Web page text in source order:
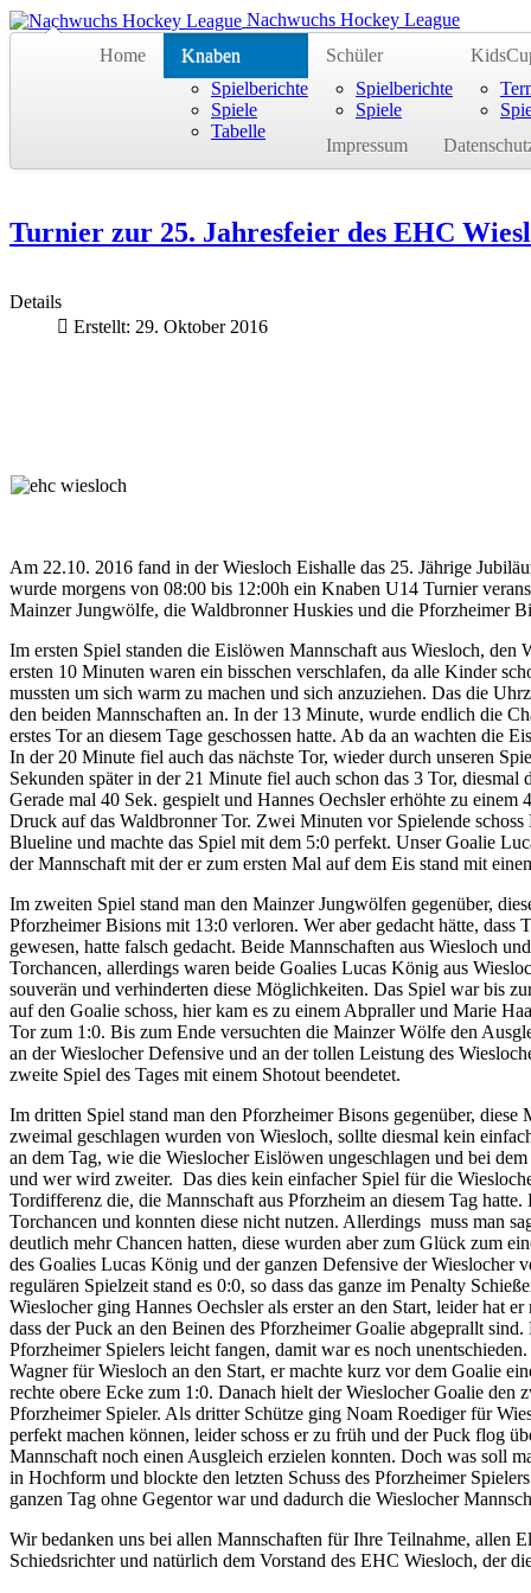
Nachwuchs Hockey League
Home
Knaben
Spielberichte
Spiele
Tabelle
Schüler
Spielberichte
Spiele
Impressum
Turnier zur 25. Jahresfeier des EHC
Details
Erstellt: 29. Oktober 2016
Am 22.10. 2016 fand in der Wiesloch Eishalle das 25. Jährige
wurde morgens von 08:00 bis 12:00h ein Knaben U14 Turnier
Mainzer Jungwölfe, die Waldbronner Huskies und die Pforzheimer
Im ersten Spiel standen die Eislöwen Mannschaft aus Wiesloch, den
ersten 10 Minuten waren ein bisschen verschlafen, da alle Kinder
mussten um sich warm zu machen und sich anzuziehen. Das die
den beiden Mannschaften an. In der 13 Minute, wurde endlich die
erstes Tor an diesem Tage geschossen hatte. Ab da an wachten die
In der 20 Minute fiel auch das nächste Tor, wieder durch unseren
Sekunden später in der 21 Minute fiel auch schon das 3 Tor,
Gerade mal 40 Sek. gespielt und Hannes Oechsler erhöhte zu
Druck auf das Waldbronner Tor. Zwei Minuten vor Spielende
Blueline und machte das Spiel mit dem 5:0 perfekt. Unser Goalie
der Mannschaft mit der er zum ersten Mal auf dem Eis stand mit
Im zweiten Spiel stand man den Mainzer Jungwölfen gegenüber,
Pforzheimer Bisions mit 13:0 verloren. Wer aber gedacht hätte, dass
gewesen, hatte falsch gedacht. Beide Mannschaften aus Wiesloch
Torchancen, allerdings waren beide Goalies Lucas König aus
souverän und verhinderten diese Möglichkeiten. Das Spiel war bis
auf den Goalie schoss, hier kam es zu einem Abpraller und Marie
Tor zum 1:0. Bis zum Ende versuchten die Mainzer Wölfe den
an der Wieslocher Defensive und an der tollen Leistung des
zweite Spiel des Tages mit einem Shotout beendetet.
Im dritten Spiel stand man den Pforzheimer Bisons gegenüber, diese
zweimal geschlagen wurden von Wiesloch, sollte diesmal kein
an dem Tag, wie die Wieslocher Eislöwen ungeschlagen und bei
und wer wird zweiter. Das dies kein einfacher Spiel für die
Tordifferenz die, die Mannschaft aus Pforzheim an diesem Tag
Torchancen und konnten diese nicht nutzen. Allerdings muss man
deutlich mehr Chancen hatten, diese wurden aber zum Glück zum
des Goalies Lucas König und der ganzen Defensive der Wieslocher
regulären Spielzeit stand es 0:0, so dass das ganze im Penalty
Wieslocher ging Hannes Oechsler als erster an den Start, leider hat
dass der Puck an den Beinen des Pforzheimer Goalie abgeprallt sind.
Pforzheimer Spielers leicht fangen, damit war es noch
Wagner für Wiesloch an den Start, er machte kurz vor dem Goalie
rechte obere Ecke zum 1:0. Danach hielt der Wieslocher Goalie den
Pforzheimer Spieler. Als dritter Schütze ging Noam Roediger für
perfekt machen können, leider schoss er zu früh und der Puck flog
Mannschaft noch einen Ausgleich erzielen konnten. Doch was soll
in Hochform und blockte den letzten Schuss des Pforzheimer
ganzen Tag ohne Gegentor war und dadurch die Wieslocher
Wir bedanken uns bei allen Mannschaften für Ihre Teilnahme, allen
Schiedsrichter und natürlich dem Vorstand des EHC Wiesloch, der